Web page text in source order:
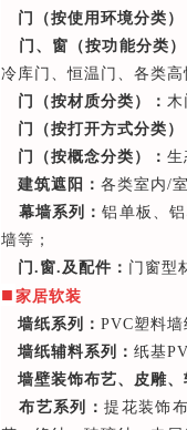
门（按使用环境分类）
门、窗（按功能分类
冷库门、恒温门、各类
门（按材质分类）：
门（按打开方式分类）
门（按概念分类）： 生
建筑遮阳： 各类室内/
幕墙系列：铝单板、
墙等；
门.窗.及配件： 门窗型
■ 家居软装
墙纸系列： PVC塑料
墙纸辅料系列： 纸基
墙壁装饰布艺、皮雕
布艺系列：提花装饰